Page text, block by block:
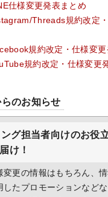
仕様変更発表まとめ
Threads規約改定
規約改定・仕様変更
規約改定・仕様変更
のお知らせ
グ担当者向けのお役
け！
変更の情報はもちろん、
したプロモーションなど